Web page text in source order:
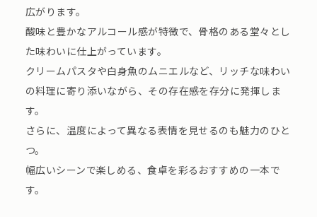
広がります。
酸味と豊かなアルコール感が特徴で、骨格のある堂々とし
た味わいに仕上がっています。
クリームパスタや白身魚のムニエルなど、リッチな味わい
の料理に寄り添いながら、その存在感を存分に発揮しま
す。
さらに、温度によって異なる表情を見せるのも魅力のひと
つ。
幅広いシーンで楽しめる、食卓を彩るおすすめの一本で
す。